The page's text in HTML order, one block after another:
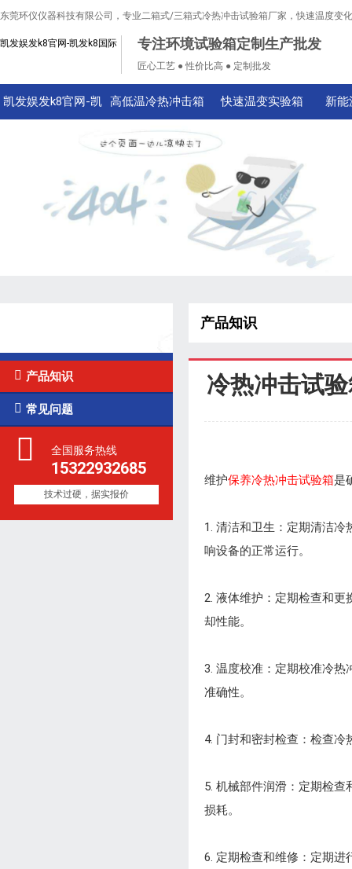
东莞环仪仪器科技有限公司，专业二箱式/三箱式冷热冲击试验箱厂家，快速温度变
凯发娱发k8官网-凯发k8国际 专注环境试验箱定制生产批发
匠心工艺 ● 性价比高 ● 定制批发
凯发娱发k8官网-凯 高低温冷热冲击箱 快速温变实验箱 新
 产品知识
 常见问题
全国服务热线
15322932685
技术过硬，据实报价
产品知识
冷热冲击试
维护保养冷热冲击试验箱是
1. 清洁和卫生：定期清洁
响设备的正常运行。
2. 液体维护：定期检查和
却性能。
3. 温度校准：定期校准冷
准确性。
4. 门封和密封检查：检查
5. 机械部件润滑：定期检
损耗。
6. 定期检查和维修：定期